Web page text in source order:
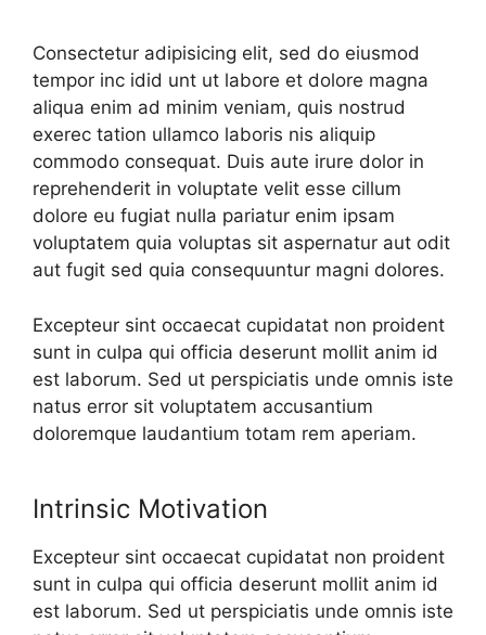
Consectetur adipisicing elit, sed do eiusmod
tempor inc idid unt ut labore et dolore magna
aliqua enim ad minim veniam, quis nostrud
exerec tation ullamco laboris nis aliquip
commodo consequat. Duis aute irure dolor in
reprehenderit in voluptate velit esse cillum
dolore eu fugiat nulla pariatur enim ipsam
voluptatem quia voluptas sit aspernatur aut odit
aut fugit sed quia consequuntur magni dolores.
Excepteur sint occaecat cupidatat non proident
sunt in culpa qui officia deserunt mollit anim id
est laborum. Sed ut perspiciatis unde omnis iste
natus error sit voluptatem accusantium
doloremque laudantium totam rem aperiam.
Intrinsic Motivation
Excepteur sint occaecat cupidatat non proident
sunt in culpa qui officia deserunt mollit anim id
est laborum. Sed ut perspiciatis unde omnis iste